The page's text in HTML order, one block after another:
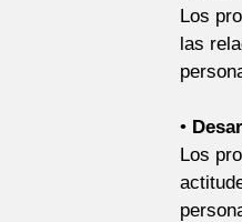
Los
las
•
Los